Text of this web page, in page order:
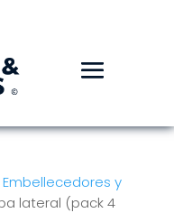
Embellecedores y
lateral (pack 4